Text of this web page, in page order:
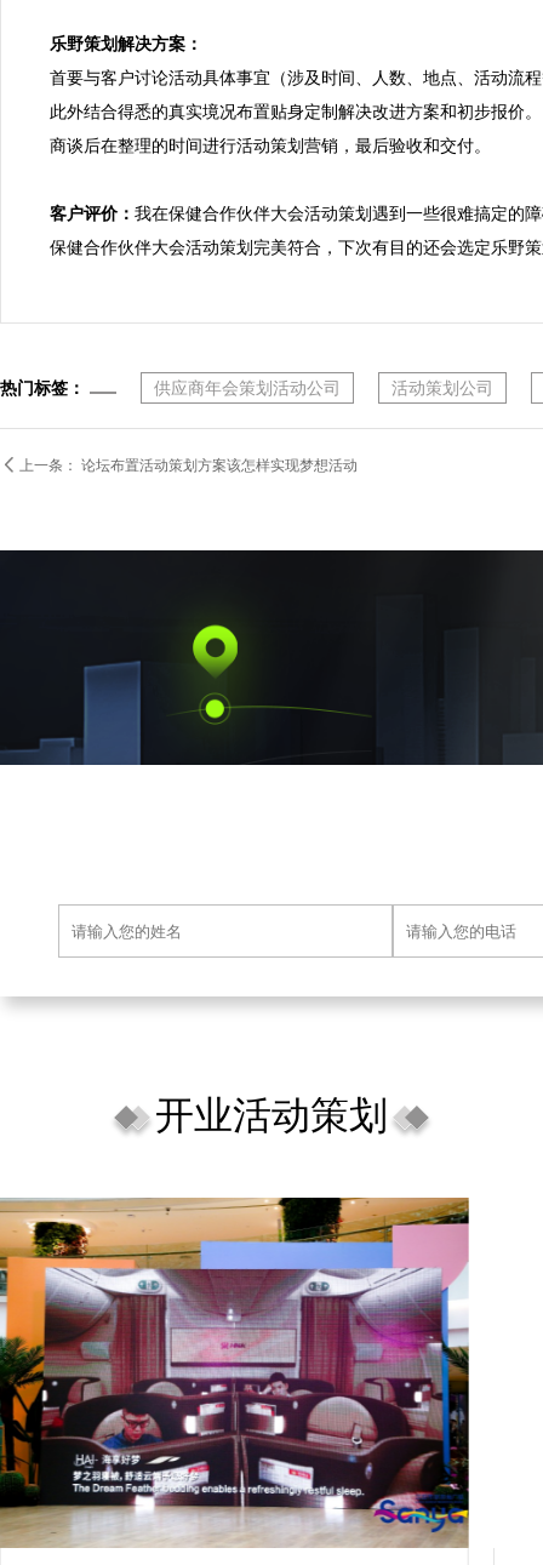
乐野策划解决方案：
首要与客户讨论活动具体事宜（涉及时间、人数、地点、活动流
此外结合得悉的真实境况布置贴身定制解决改进方案和初步报价。
商谈后在整理的时间进行活动策划营销，最后验收和交付。
客户评价： 我在保健合作伙伴大会活动策划遇到一些很难搞定的
保健合作伙伴大会活动策划完美符合，下次有目的还会选定乐野
热门标签： 供应商年会策划活动公司 活动策划公司
 上一条： 论坛布置活动策划方案该怎样实现梦想活动
开业活动策划